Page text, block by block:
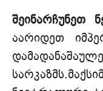
შეინარჩუნეთ
აარიდეთ